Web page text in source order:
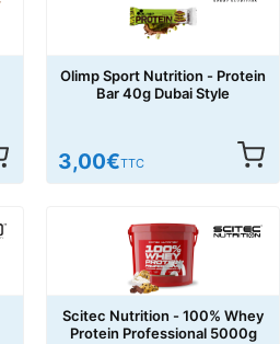
Olimp Sport Nutrition - Protein
Bar 40g Dubai Style
3,00€TTC
Scitec Nutrition - 100% Whey
Protein Professional 5000g